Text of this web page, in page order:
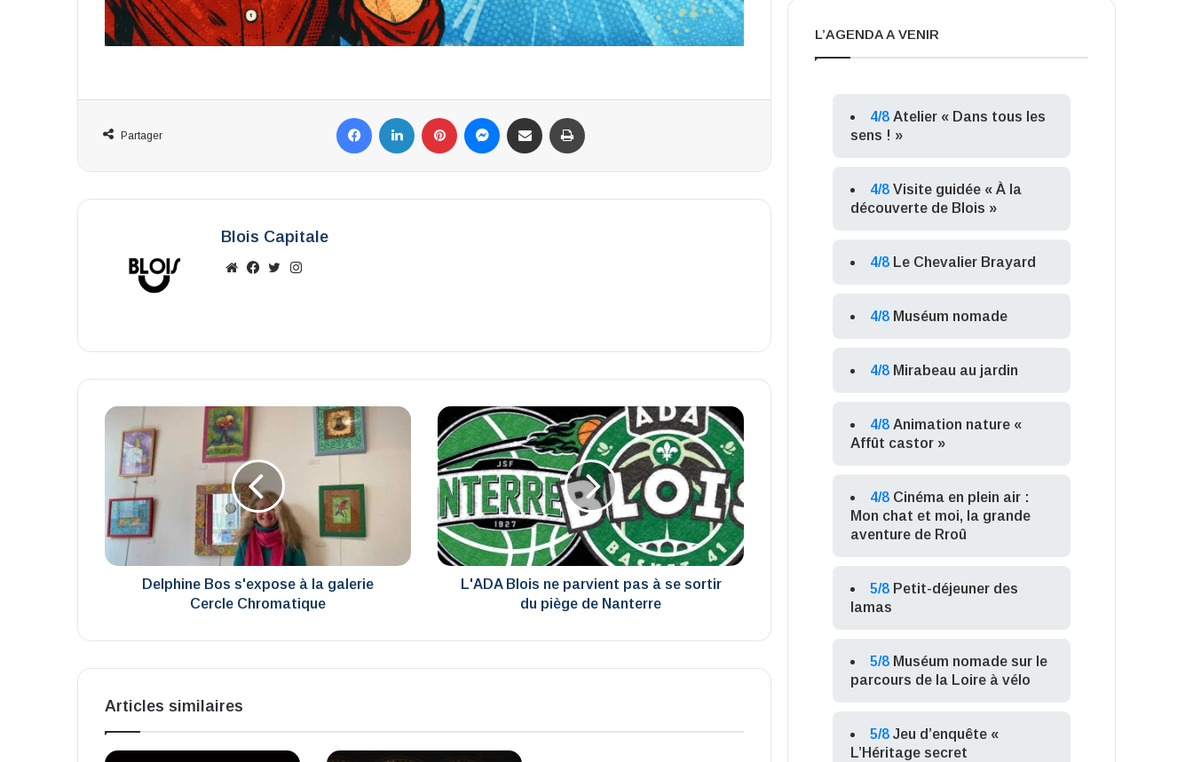
Partager
FacebookLinkedin PinterestMessenger
Partager par email
Blois Capitale
WebsiteFacebook
X
Delphine
Bos
s'expose
galerie
Cercle
Chromatique
Delphine Bos s'expose à la galerie
Cercle Chromatique
L'ADA
Blois
ne
parvient
pas
à
se
sortir
du
piègeL'ADA Blois ne parvient pas à se sortir
du piège de Nanterre
Articles similaires
L’AGENDA A VENIR
4/8 Atelier « Dans tous les
sens ! »
4/8 Visite guidée « À la
découverte de Blois »
4/8 Le Chevalier Brayard
4/8 Muséum nomade
4/8 Mirabeau au jardin
4/8 Animation nature «
Affût castor »
4/8 Cinéma en plein air :
Mon chat et moi, la grande
aventure de Rroû
5/8 Petit-déjeuner des
lamas
5/8 Muséum nomade sur le
parcours de la Loire à vélo
5/8 Jeu d’enquête «
L’Héritage secret